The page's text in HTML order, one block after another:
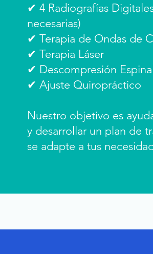
✔ 4 Radiografías
necesarias)
✔ Terapia de Ondas de
✔ Terapia Láser
✔ Descompresión Espinal
✔ Ajuste Quiropráctico
Nuestro objetivo es
y desarrollar un plan de
se adapte a tus